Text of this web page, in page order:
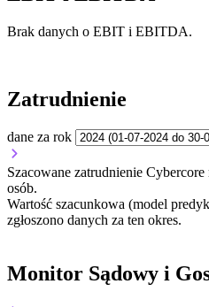
Brak danych o EBIT i EBITDA.
Zatrudnienie
dane za rok
Szacowane zatrudnienie
osób.
Wartość szacunkowa (model
zgłoszono danych za ten okres.
Monitor Sądowy i